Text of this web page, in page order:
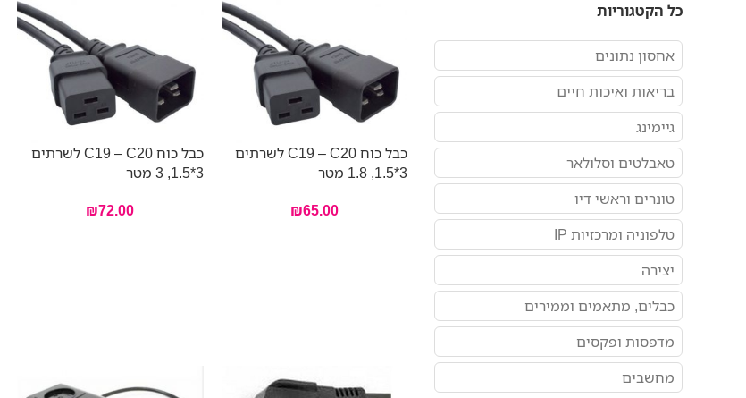
כל הקטגוריות
אחסון נתונים
בריאות ואיכות חיים
גיימינג
טאבלטים וסלולאר
טונרים וראשי דיו
טלפוניה ומרכזיות IP
יצירה
כבלים, מתאמים וממירים
מדפסות ופקסים
מחשבים
כבל כוח C19 – C20 לשרתים
3*1.5, 1.8 מטר
₪65.00
כבל כוח C19 – C20 לשרתים
3*1.5, 3 מטר
₪72.00